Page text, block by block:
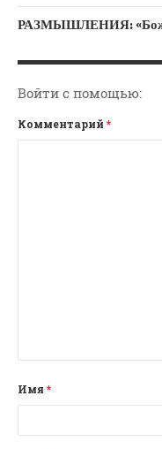
Войти с помощью:
Комментарий *
Имя *